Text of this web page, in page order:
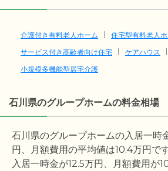
介護付き有料老人ホーム
住宅型有料老人
サービス付き高齢者向け住宅
ケアハウス
小規模多機能型居宅介護
石川県のグループホームの料金相場
石川県のグループホームの入居一時
円、月額費用の平均値は10.4万円で
入居一時金が12.5万円、月額費用が